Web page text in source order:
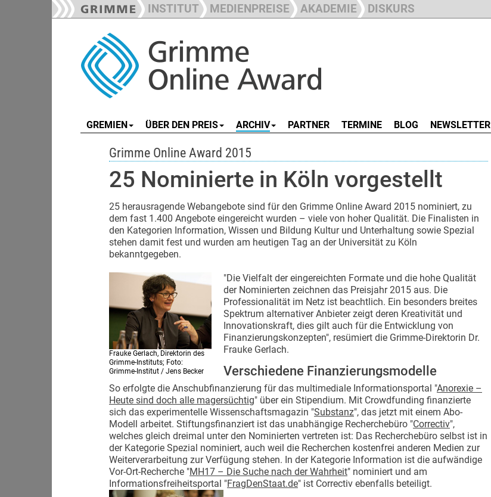
INSTITUT MEDIENPREISE AKADEMIE DISKURS
GREMIEN ÜBER DEN PREIS ARCHIV PARTNER TERMINE BLOG NEWSLETTER
Grimme Online Award 2015
25 Nominierte in Köln vorgestellt
25 herausragende Webangebote sind für den Grimme Online Award 2015 nominiert, zu
dem fast 1.400 Angebote eingereicht wurden – viele von hoher Qualität. Die Finalisten in
den Kategorien Information, Wissen und Bildung Kultur und Unterhaltung sowie Spezial
stehen damit fest und wurden am heutigen Tag an der Universität zu Köln
bekanntgegeben.
Frauke Gerlach, Direktorin des
Grimme-Instituts; Foto:
Grimme-Institut / Jens Becker
"Die Vielfalt der eingereichten Formate und die hohe Qualität
der Nominierten zeichnen das Preisjahr 2015 aus. Die
Professionalität im Netz ist beachtlich. Ein besonders breites
Spektrum alternativer Anbieter zeigt deren Kreativität und
Innovationskraft, dies gilt auch für die Entwicklung von
Finanzierungskonzepten", resümiert die Grimme-Direktorin Dr.
Frauke Gerlach.
Verschiedene Finanzierungsmodelle
So erfolgte die Anschubfinanzierung für das multimediale Informationsportal "Anorexie –
Heute sind doch alle magersüchtig" über ein Stipendium. Mit Crowdfunding finanzierte
sich das experimentelle Wissenschaftsmagazin "Substanz", das jetzt mit einem Abo-
Modell arbeitet. Stiftungsfinanziert ist das unabhängige Recherchebüro "Correctiv",
welches gleich dreimal unter den Nominierten vertreten ist: Das Recherchebüro selbst ist in
der Kategorie Spezial nominiert, auch weil die Recherchen kostenfrei anderen Medien zur
Weiterverarbeitung zur Verfügung stehen. In der Kategorie Information ist die aufwändige
Vor-Ort-Recherche "MH17 – Die Suche nach der Wahrheit" nominiert und am
Informationsfreiheitsportal "FragDenStaat.de" ist Correctiv ebenfalls beteiligt.